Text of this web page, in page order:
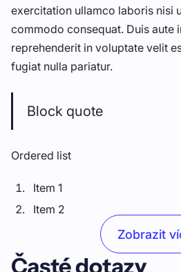
exercitation ullamco laboris nisi
commodo consequat. Duis aute
reprehenderit in voluptate velit
fugiat nulla pariatur.
Block quote
Ordered list
Item 1
Item 2
Unordered list
Zobrazit
Časté dotazy